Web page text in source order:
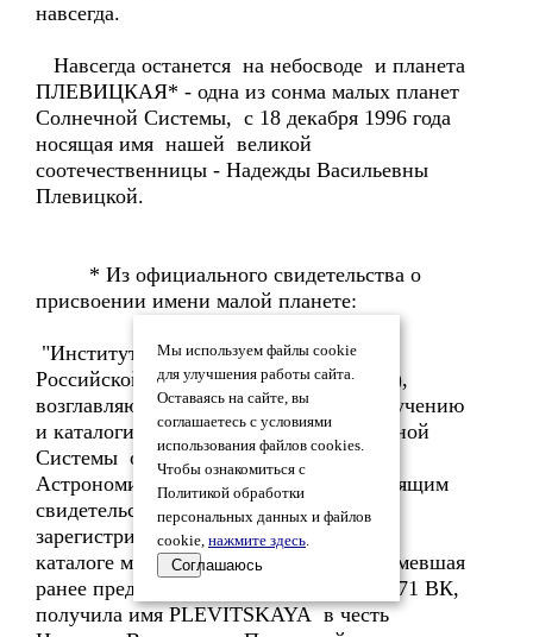
навсегда.
Навсегда останется на небосводе и планета
ПЛЕВИЦКАЯ* - одна из сонма малых планет
Солнечной Системы, с 18 декабря 1996 года
носящая имя нашей великой
соотечественницы - Надежды Васильевны
Плевицкой.
* Из официального свидетельства о
присвоении имени малой планете:
"Институт теоретической астрономии
Российской Академии Наук (ИТА РАН),
возглавляющий в России работы по изучению
и каталогизации малых планет Солнечной
Системы от имени Международного
Астрономического Союза (МАС) настоящим
свидетельствует, что малая планета,
зарегистрированная в международном
каталоге малых планет под № 4229 и имевшая
ранее предварительное обозначение 1971 ВК,
получила имя PLEVITSKAYA в честь
Мы используем файлы cookie
для улучшения работы сайта.
Оставаясь на сайте, вы
соглашаетесь с условиями
использования файлов cookies.
Чтобы ознакомиться с
Политикой обработки
персональных данных и файлов
cookie, нажмите здесь.
Соглашаюсь